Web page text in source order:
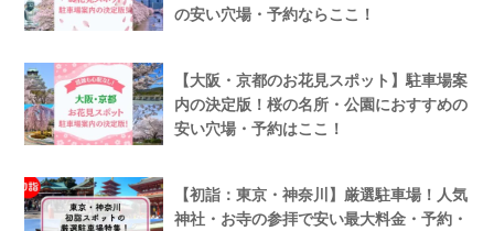
の安い穴場・予約ならここ！
【大阪・京都のお花見スポット】駐車場案
内の決定版！桜の名所・公園におすすめの
安い穴場・予約はここ！
【初詣：東京・神奈川】厳選駐車場！人気
神社・お寺の参拝で安い最大料金・予約・